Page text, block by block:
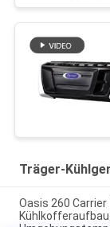
Träger-
Oasis 260